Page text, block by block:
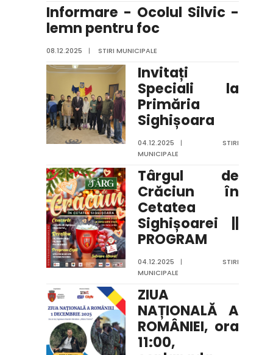
Informare - Ocolul Silvic -
lemn pentru foc
08.12.2025 | STIRI MUNICIPALE
Invitați
Speciali la
Primăria
Sighișoara
04.12.2025 |
STIRI
MUNICIPALE
Târgul de
Crăciun în
Cetatea
Sighișoarei ||
PROGRAM
04.12.2025 |
STIRI
MUNICIPALE
ZIUA
NAȚIONALĂ A
ROMÂNIEI, ora
11:00,